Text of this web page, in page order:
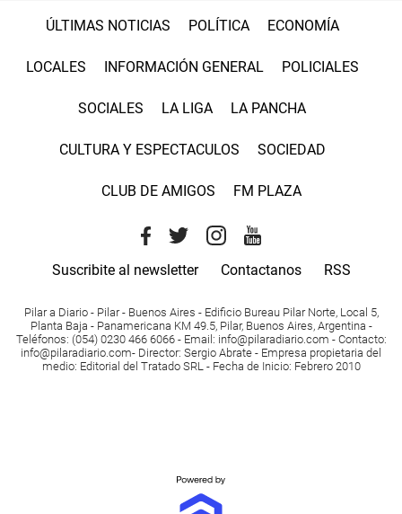
ÚLTIMAS NOTICIAS POLÍTICA ECONOMÍA
LOCALES INFORMACIÓN GENERAL POLICIALES
SOCIALES LA LIGA LA PANCHA
CULTURA Y ESPECTACULOS SOCIEDAD
CLUB DE AMIGOS FM PLAZA
Suscribite al newsletter Contactanos RSS
Pilar a Diario - Pilar - Buenos Aires - Edificio Bureau Pilar Norte, Local 5,
Planta Baja - Panamericana KM 49.5, Pilar, Buenos Aires, Argentina -
Teléfonos: (054) 0230 466 6066 - Email : info@pilaradiario.com - Contacto:
info@pilaradiario.com- Director: Sergio Abrate - Empresa propietaria del
medio: Editorial del Tratado SRL - Fecha de Inicio: Febrero 2010